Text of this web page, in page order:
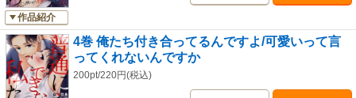
作品紹介
4巻 俺たち付き合ってるんですよ/可愛いって言
ってくれないんですか
200pt/220円(税込)